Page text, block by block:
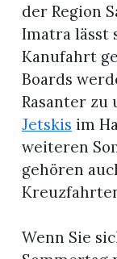
der Region
Imatra lässt
Kanufahrt
Boards
Rasanter zu
Jetskis im
weiteren
gehören
Wenn Sie